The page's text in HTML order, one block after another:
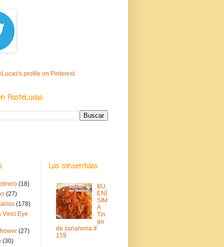
profile on Pinterest.
PasteLucas
(18)
(27)
(178)
Vinci Eye
(27)
(30)
Los consentidos
BU
ENÍ
SIM
A
Tin
ga
de zanahoria #
159